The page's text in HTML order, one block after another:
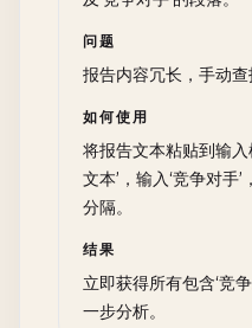
问题
报告内容冗长，手动查
如何使用
将报告文本粘贴到输
文本’，输入‘竞争对手
分隔。
结果
立即获得所有包含‘竞
一步分析。